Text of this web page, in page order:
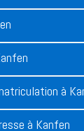
à
à Kanfen